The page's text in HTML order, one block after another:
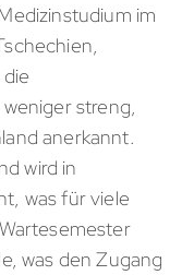
im
streng,
anerkannt.
wird in
was für viele
was den Zugang